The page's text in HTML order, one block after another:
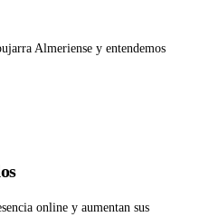
Almeriense y entendemos
online y aumentan sus